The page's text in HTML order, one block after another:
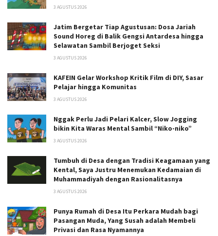
3 AGUSTUS 2026
Jatim Bergetar Tiap Agustusan: Dosa Jariah
Sound Horeg di Balik Gengsi Antardesa hingga
Selawatan Sambil Berjoget Seksi
3 AGUSTUS 2026
KAFEIN Gelar Workshop Kritik Film di DIY, Sasar
Pelajar hingga Komunitas
3 AGUSTUS 2026
Nggak Perlu Jadi Pelari Kalcer, Slow Jogging
bikin Kita Waras Mental Sambil “Niko-niko”
3 AGUSTUS 2026
Tumbuh di Desa dengan Tradisi Keagamaan yang
Kental, Saya Justru Menemukan Kedamaian di
Muhammadiyah dengan Rasionalitasnya
3 AGUSTUS 2026
Punya Rumah di Desa Itu Perkara Mudah bagi
Pasangan Muda, Yang Susah adalah Membeli
Privasi dan Rasa Nyamannya